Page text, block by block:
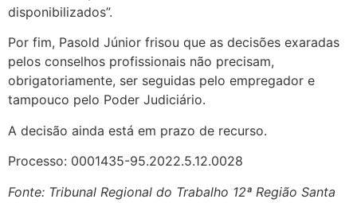
disponibilizados”.
Por fim, Pasold Júnior frisou que as decisões exaradas
pelos conselhos profissionais não precisam,
obrigatoriamente, ser seguidas pelo empregador e
tampouco pelo Poder Judiciário.
A decisão ainda está em prazo de recurso.
Processo: 0001435-95.2022.5.12.0028
Fonte: Tribunal Regional do Trabalho 12ª Região Santa